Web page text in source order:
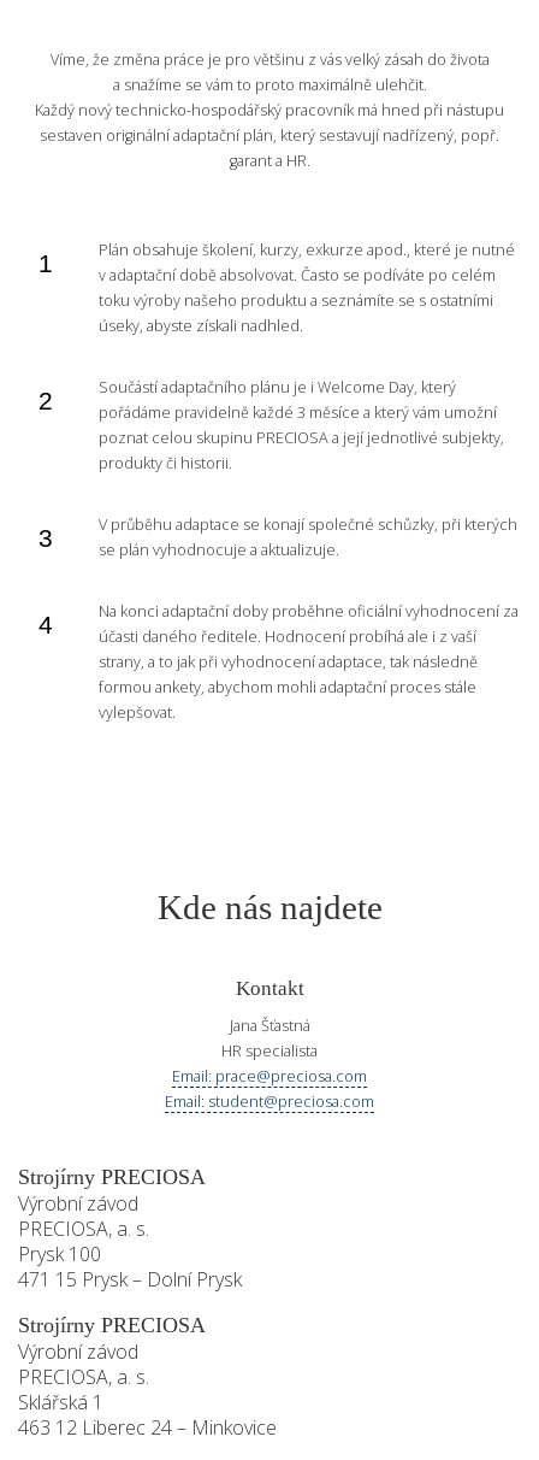
Víme, že změna práce je pro většinu z vás velký zásah do života
a snažíme se vám to proto maximálně ulehčit.
Každý nový technicko-hospodářský pracovník má hned při nástupu
sestaven originální adaptační plán, který sestavují nadřízený, popř.
garant a HR.
Plán obsahuje školení, kurzy, exkurze apod., které je nutné
v adaptační době absolvovat. Často se podíváte po celém
toku výroby našeho produktu a seznámíte se s ostatními
úseky, abyste získali nadhled.
Součástí adaptačního plánu je i Welcome Day, který
pořádáme pravidelně každé 3 měsíce a který vám umožní
poznat celou skupinu PRECIOSA a její jednotlivé subjekty,
produkty či historii.
V průběhu adaptace se konají společné schůzky, při kterých
se plán vyhodnocuje a aktualizuje.
Na konci adaptační doby proběhne oficiální vyhodnocení za
účasti daného ředitele. Hodnocení probíhá ale i z vaší
strany, a to jak při vyhodnocení adaptace, tak následně
formou ankety, abychom mohli adaptační proces stále
vylepšovat.
Kde nás najdete
Kontakt
Jana Šťastná
HR specialista
Email: prace@preciosa.com
Email: student@preciosa.com
Strojírny PRECIOSA
Výrobní závod
PRECIOSA, a. s.
Prysk 100
471 15 Prysk – Dolní Prysk
Strojírny PRECIOSA
Výrobní závod
PRECIOSA, a. s.
Sklářská 1
463 12 Liberec 24 – Minkovice